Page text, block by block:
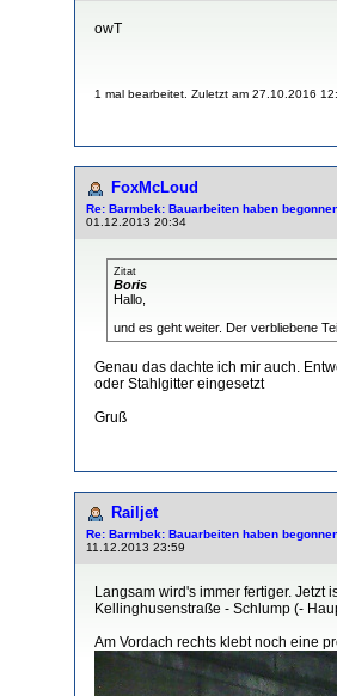
owT
1 mal bearbeitet. Zuletzt am 27.10.2016
FoxMcLoud
Re: Barmbek: Bauarbeiten haben
01.12.2013 20:34
Zitat
Boris
Hallo,
und es geht weiter. Der verbliebene
Genau das dachte ich mir auch.
oder Stahlgitter eingesetzt
Gruß
Railjet
Re: Barmbek: Bauarbeiten haben
11.12.2013 23:59
Langsam wird's immer fertiger. Jetzt
Kellinghusenstraße - Schlump (-
Am Vordach rechts klebt noch eine